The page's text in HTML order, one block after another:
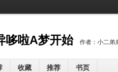
哆啦A梦开始 作者：小二弟
异哆啦A
收藏 推荐 书页